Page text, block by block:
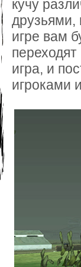
кучу
друзьями,
игре вам
игра, и
игроками